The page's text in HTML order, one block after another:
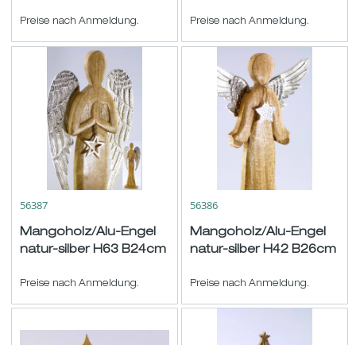
Preise nach Anmeldung. Preise nach Anmeldung.
56387
Mangoholz/Alu-Engel
natur-silber H63 B24cm
Preise nach Anmeldung.
56386
Mangoholz/Alu-Engel
natur-silber H42 B26cm
Preise nach Anmeldung.